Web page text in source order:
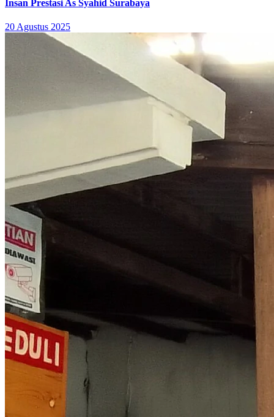
Insan Prestasi As Syahid Surabaya
20 Agustus 2025